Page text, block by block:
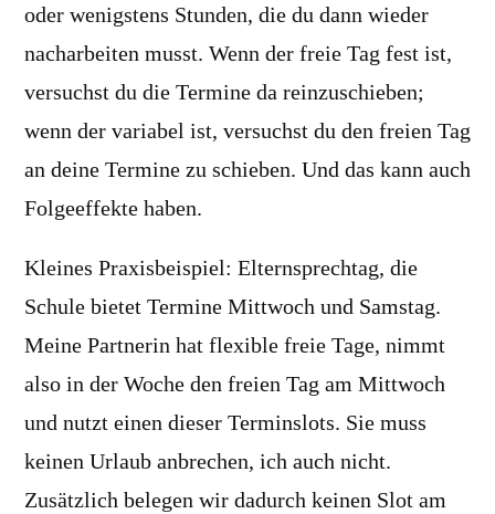
oder wenigstens Stunden, die du dann wieder
nacharbeiten musst. Wenn der freie Tag fest ist,
versuchst du die Termine da reinzuschieben;
wenn der variabel ist, versuchst du den freien Tag
an deine Termine zu schieben. Und das kann auch
Folgeeffekte haben.
Kleines Praxisbeispiel: Elternsprechtag, die
Schule bietet Termine Mittwoch und Samstag.
Meine Partnerin hat flexible freie Tage, nimmt
also in der Woche den freien Tag am Mittwoch
und nutzt einen dieser Terminslots. Sie muss
keinen Urlaub anbrechen, ich auch nicht.
Zusätzlich belegen wir dadurch keinen Slot am